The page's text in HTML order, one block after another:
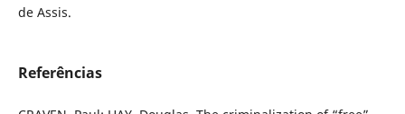
de Assis.
Referências